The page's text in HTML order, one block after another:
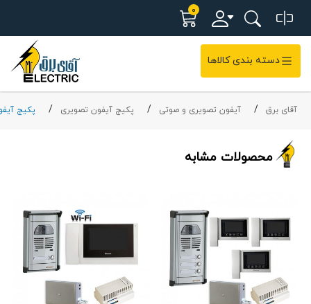
0
دسته بندی کالاها
آقای برق آیفون تصویری و صوتی پکیج آیفون تصویری پکیج
محصولات مشابه